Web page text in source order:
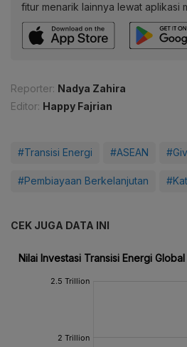
fitur menarik lainnya lewat aplikasi
Reporter: Nadya Zahira
Editor: Happy Fajrian
#Transisi Energi #ASEAN
#Pembiayaan Berkelanjutan
CEK JUGA DATA INI